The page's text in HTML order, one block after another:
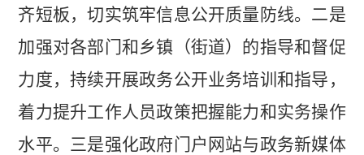
齐短板，切实筑牢信息公开质量防线。二是
加强对各部门和乡镇（街道）的指导和督促
力度，持续开展政务公开业务培训和指导，
着力提升工作人员政策把握能力和实务操作
水平。三是强化政府门户网站与政务新媒体